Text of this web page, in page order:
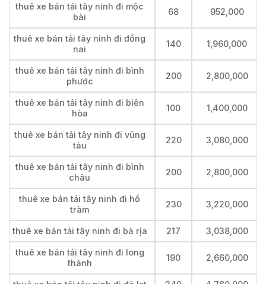
thuê xe bán tải tây ninh đi mộc
bài
68 952,000
thuê xe bán tải tây ninh đi đồng
nai
140 1,960,000
thuê xe bán tải tây ninh đi bình
phước
200 2,800,000
thuê xe bán tải tây ninh đi biên
hòa
100 1,400,000
thuê xe bán tải tây ninh đi vũng
tàu
220 3,080,000
thuê xe bán tải tây ninh đi bình
châu
200 2,800,000
thuê xe bán tải tây ninh đi hồ
tràm
230 3,220,000
thuê xe bán tải tây ninh đi bà rịa 217 3,038,000
thuê xe bán tải tây ninh đi long
thành
190 2,660,000